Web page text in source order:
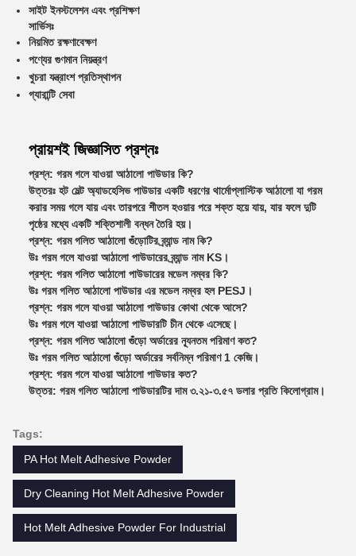
সাইট ইনস্টলেশন এবং প্রশিক্ষণ
সার্ভিসঃ
নিয়মিত রক্ষণাবেক্ষণ
পণ্যের গুণমান নিয়ন্ত্রণ
খুচরা যন্ত্রাংশ প্রতিস্থাপন
গ্যারান্টি সেবা
প্রায়শই জিজ্ঞাসিত প্রশ্নঃ
প্রশ্ন: গরম গলে যাওয়া আঠালো পাউডার কি?
উত্তরঃ হট মেল্ট অ্যাডহেসিভ পাউডার একটি ধরণের থার্মোপ্লাস্টিক আঠালো যা গরম
করার সময় গলে যায় এবং তারপরে শীতল হওয়ার পরে শক্ত হয়ে যায়, যার ফলে দুটি
পৃষ্ঠের মধ্যে একটি শক্তিশালী বন্ধন তৈরি হয়।
প্রশ্ন: গরম গলিত আঠালো গুঁড়োটির ব্র্যান্ড নাম কি?
উঃ গরম গলে যাওয়া আঠালো পাউডারের ব্র্যান্ড নাম KS।
প্রশ্ন: গরম গলিত আঠালো পাউডারের মডেল নম্বর কি?
উঃ গরম গলিত আঠালো পাউডার এর মডেল নম্বর হল PESJ।
প্রশ্ন: গরম গলে যাওয়া আঠালো পাউডার কোথা থেকে আসে?
উঃ গরম গলে যাওয়া আঠালো পাউডারটি চীন থেকে এসেছে।
প্রশ্ন: গরম গলিত আঠালো গুঁড়ো অর্ডারের ন্যূনতম পরিমাণ কত?
উঃ গরম গলিত আঠালো গুঁড়ো অর্ডারের সর্বনিম্ন পরিমাণ 1 কেজি।
প্রশ্ন: গরম গলে যাওয়া আঠালো পাউডার কত?
উত্তর: গরম গলিত আঠালো পাউডারটির দাম ৩.২১-৩.৫৭ ডলার প্রতি কিলোগ্রাম।
Tags:
PA Hot Melt Adhesive Powder
Dry Cleaning Hot Melt Adhesive Powder
Hot Melt Adhesive Powder For Industrial